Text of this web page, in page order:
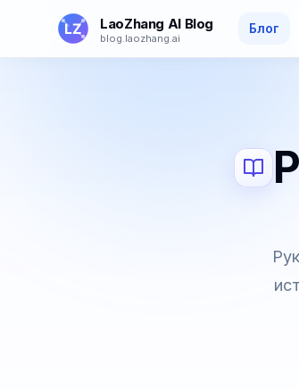
Перейти к основному содержанию
LaoZhang AI Blog
blog.laozhang.ai
Блог